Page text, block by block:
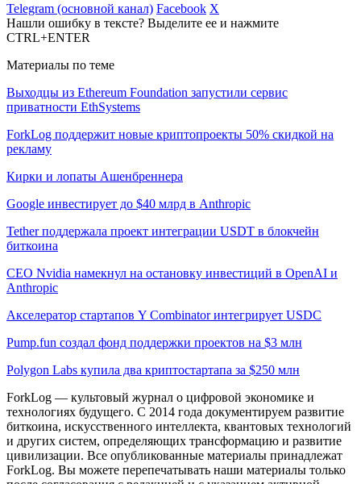
Telegram (основной канал) Facebook X
Нашли ошибку в тексте? Выделите ее и нажмите
CTRL+ENTER
Материалы по теме
Выходцы из Ethereum Foundation запустили сервис
приватности EthSystems
ForkLog поддержит новые криптопроекты 50% скидкой на
рекламу
Кирки и лопаты Ашенбреннера
Google инвестирует до $40 млрд в Anthropic
Tether поддержала проект интеграции USDT в блокчейн
биткоина
CEO Nvidia намекнул на остановку инвестиций в OpenAI и
Anthropic
Акселератор стартапов Y Combinator интегрирует USDC
Pump.fun создал фонд поддержки проектов на $3 млн
Polygon Labs купила два криптостартапа за $250 млн
ForkLog — культовый журнал о цифровой экономике и
технологиях будущего. С 2014 года документируем развитие
биткоина, искусственного интеллекта, квантовых технологий
и других систем, определяющих трансформацию и развитие
цивилизации. Все опубликованные материалы принадлежат
ForkLog. Вы можете перепечатывать наши материалы только